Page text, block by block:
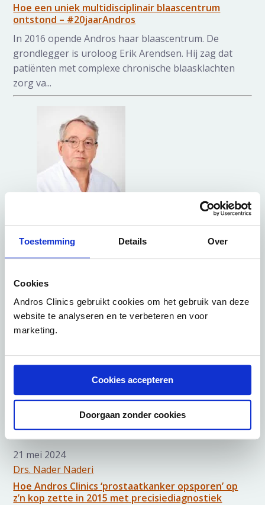
Toestemming Details Over
Cookies
Andros Clinics gebruikt cookies om het gebruik van deze
website te analyseren en te verbeteren en voor
marketing.
Cookies accepteren
Doorgaan zonder cookies
Hoe een uniek multidisciplinair blaascentrum
ontstond – #20jaarAndros
In 2016 opende Andros haar blaascentrum. De
grondlegger is uroloog Erik Arendsen. Hij zag dat
patiënten met complexe chronische blaasklachten
zorg va...
Drs. Erik Arendsen
Rezum, hoe Andros een nieuwe prostaatoperatie
introduceerde in Nederland
In 2022 introduceerde Andros Clinics een nieuwe
behandelen van de vergrote prostaat met stoom om
plasklachte...
21 mei 2024
Drs. Nader Naderi
Hoe Andros Clinics ‘prostaatkanker opsporen’ op
z’n kop zette in 2015 met precisiediagnostiek